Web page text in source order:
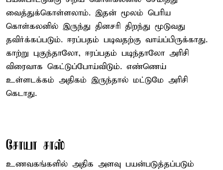
வைத்துக்கொள்ளலாம். இதன் மூலம் பெரிய
கொள்கலனில் இருந்து தினசரி திறந்து மூடுவது
தவிர்க்கப்படும். ஈரப்பதம் படிவதற்கு வாய்ப்பிருக்காது.
காற்று புகுந்தாலோ, ஈரப்பதம் படிந்தாலோ அரிசி
விரைவாக கெட்டுப்போய்விடும். எண்ணெய்
உள்ளடக்கம் அதிகம் இருந்தால் மட்டுமே அரிசி
கெடாது.
சோயா சாஸ்
உணவகங்களில் அதிக அளவு பயன்படுத்தப்படும்